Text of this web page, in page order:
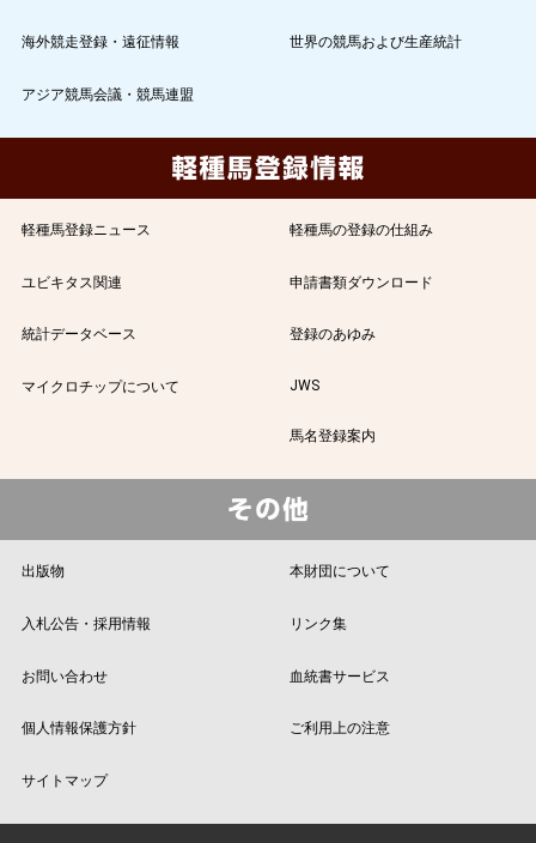
海外競走登録・遠征情報 世界の競馬および生産統計
アジア競馬会議・競馬連盟
軽種馬登録ニュース 軽種馬の登録の仕組み
ユビキタス関連 申請書類ダウンロード
統計データベース 登録のあゆみ
マイクロチップについて JWS
馬名登録案内
出版物 本財団について
入札公告・採用情報 リンク集
お問い合わせ 血統書サービス
個人情報保護方針 ご利用上の注意
サイトマップ